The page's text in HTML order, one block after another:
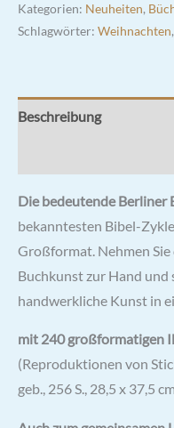
Kategorien: Neuheiten,
Schlagwörter: Weihnachten,
Beschreibung
Die bedeutende Berliner
bekanntesten Bibel-
Großformat. Nehmen
Buchkunst zur Hand und
handwerkliche Kunst in
mit 240 großformatigen
(Reproduktionen von
geb., 256 S., 28,5 x 37,5 cm